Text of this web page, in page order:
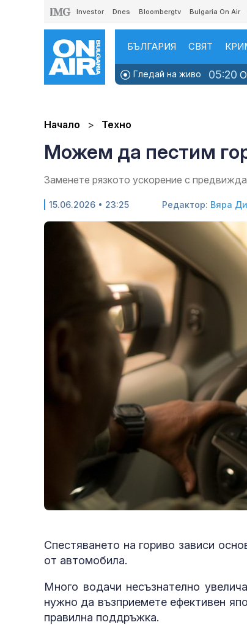
Investor Dnes Bloombergtv Bulgaria On Air
БЪЛГАРИЯ СВЯТ
Гледай на живо 05:20
Начало Техно
Можем да пестим
Заменете рязкото ускорение с
15.06.2026 • 23:25 Редактор: Вяра
Спестяването на гориво зависи
от автомобила.
Много водачи несъзнателно
нужно да възприемете ефективен
правилна поддръжка.